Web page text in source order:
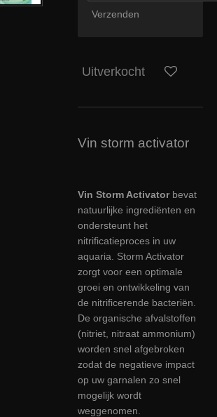
Verzenden
Uitverkocht
Vin storm activator
Vin Storm Activator bevat
natuurlijke ingrediënten en
ondersteunt het
nitrificatieproces in uw
aquaria. Storm Activator
zorgt voor een optimale
groei en ontwikkeling van
de nitrificerende bacteriën.
De organische afvalstoffen
(nitriet, nitraat ammonium)
worden snel afgebroken
zodat de negatieve impact
op uw garnalen zo snel
mogelijk wordt
weggenomen.